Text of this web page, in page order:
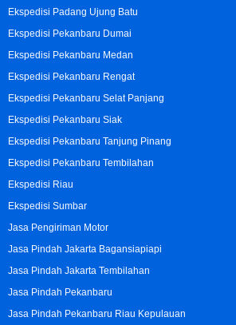
Ekspedisi Padang Ujung Batu
Ekspedisi Pekanbaru Dumai
Ekspedisi Pekanbaru Medan
Ekspedisi Pekanbaru Rengat
Ekspedisi Pekanbaru Selat Panjang
Ekspedisi Pekanbaru Siak
Ekspedisi Pekanbaru Tanjung Pinang
Ekspedisi Pekanbaru Tembilahan
Ekspedisi Riau
Ekspedisi Sumbar
Jasa Pengiriman Motor
Jasa Pindah Jakarta Bagansiapiapi
Jasa Pindah Jakarta Tembilahan
Jasa Pindah Pekanbaru
Jasa Pindah Pekanbaru Riau Kepulauan